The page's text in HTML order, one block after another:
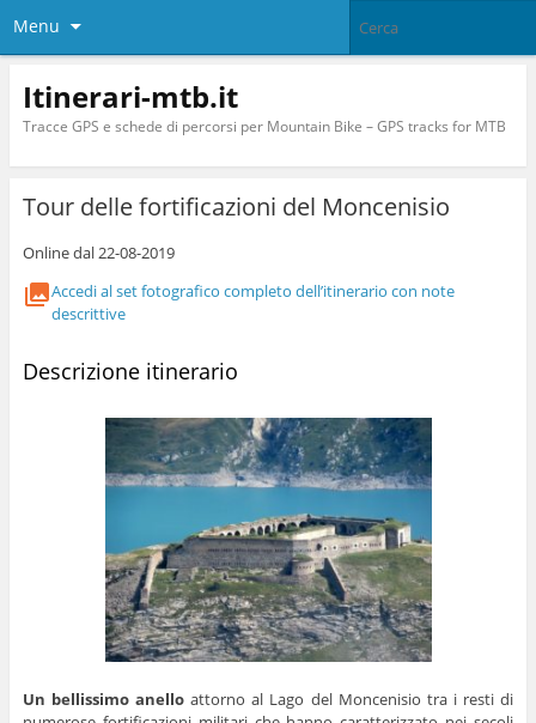
Menu
Itinerari-mtb.it
Tracce GPS e schede di percorsi per Mountain Bike – GPS tracks for MTB
Tour delle fortificazioni del Moncenisio
Online dal 22-08-2019
Accedi al set fotografico completo dell’itinerario con note
descrittive
Descrizione itinerario
Un bellissimo anello attorno al Lago del Moncenisio tra i resti di